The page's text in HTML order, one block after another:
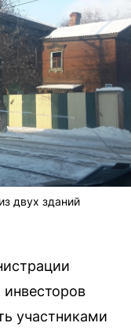
двух зданий
инвесторов
участниками